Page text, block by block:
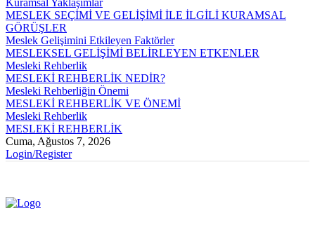
Kuramsal Yaklaşımlar
MESLEK SEÇİMİ VE GELİŞİMİ İLE İLGİLİ KURAMSAL
GÖRÜŞLER
Meslek Gelişimini Etkileyen Faktörler
MESLEKSEL GELİŞİMİ BELİRLEYEN ETKENLER
Mesleki Rehberlik
MESLEKİ REHBERLİK NEDİR?
Mesleki Rehberliğin Önemi
MESLEKİ REHBERLİK VE ÖNEMİ
Mesleki Rehberlik
MESLEKİ REHBERLİK
Cuma, Ağustos 7, 2026
Login/Register